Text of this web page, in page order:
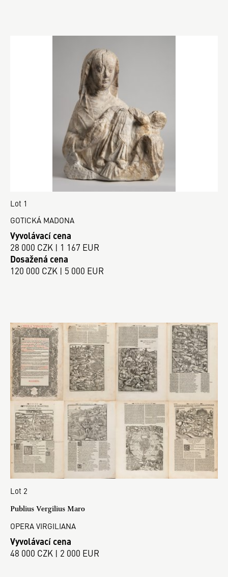
Lot 1
GOTICKÁ MADONA
Vyvolávací cena
28 000 CZK | 1 167 EUR
Dosažená cena
120 000 CZK | 5 000 EUR
Lot 2
Publius Vergilius Maro
OPERA VIRGILIANA
Vyvolávací cena
48 000 CZK | 2 000 EUR